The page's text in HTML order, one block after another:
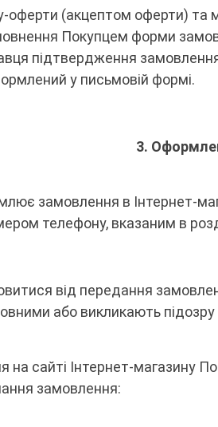
оферти (акцептом оферти)
Покупцем форми
підтвердження
у письмовій формі.
3.
замовлення в Інтернет-
телефону, вказаним в
від передання
або викликають підозру
сайті Інтернет-магазину
замовлення: